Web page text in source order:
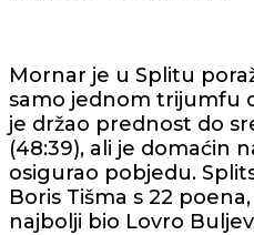
Mornar je u Splitu
samo jednom trijumfu
je držao prednost do
(48:39), ali je domaćin
osigurao pobjedu.
Boris Tišma s 22
najbolji bio Lovro